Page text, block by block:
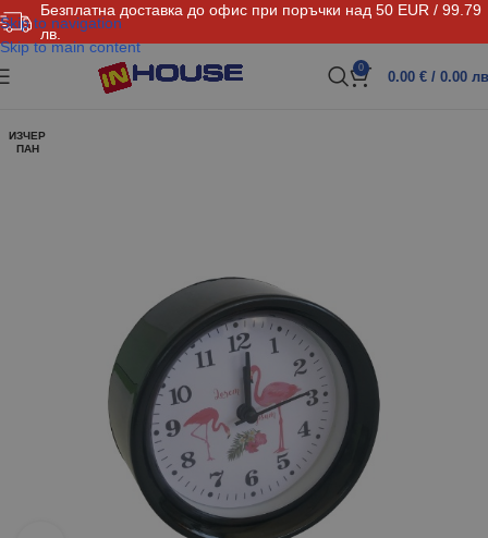
Безплатна доставка до офис при поръчки над 50 EUR / 99.79
лв.
Skip to navigation
Skip to main content
0
0.00 € / 0.00
ИЗЧЕР
ПАН